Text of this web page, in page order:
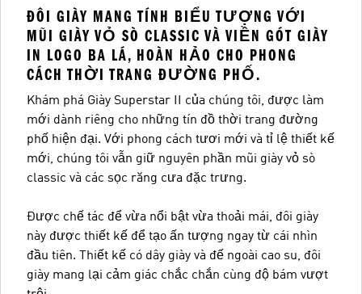
ĐÔI GIÀY MANG TÍNH BIỂU TƯỢNG VỚI
MŨI GIÀY VỎ SÒ CLASSIC VÀ VIỀN GÓT GIÀY
IN LOGO BA LÁ, HOÀN HẢO CHO PHONG
CÁCH THỜI TRANG ĐƯỜNG PHỐ.
Khám phá Giày Superstar II của chúng tôi, được làm
mới dành riêng cho những tín đồ thời trang đường
phố hiện đại. Với phong cách tươi mới và tỉ lệ thiết kế
mới, chúng tôi vẫn giữ nguyên phần mũi giày vỏ sò
classic và các sọc răng cưa đặc trưng.
Được chế tác để vừa nổi bật vừa thoải mái, đôi giày
này được thiết kế để tạo ấn tượng ngay từ cái nhìn
đầu tiên. Thiết kế có dây giày và đế ngoài cao su, đôi
giày mang lại cảm giác chắc chắn cùng độ bám vượt